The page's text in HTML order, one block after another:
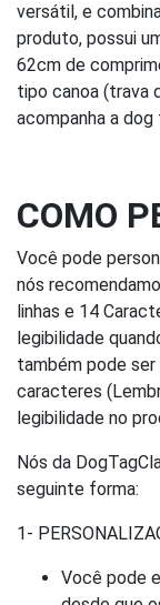
versátil, e
produto, possui
62cm de
tipo canoa (trava
acompanha a dog
COMO
Você pode
nós
linhas e 14
legibilidade
também pode
caracteres
legibilidade no
Nós da
seguinte forma:
1-
Você pode